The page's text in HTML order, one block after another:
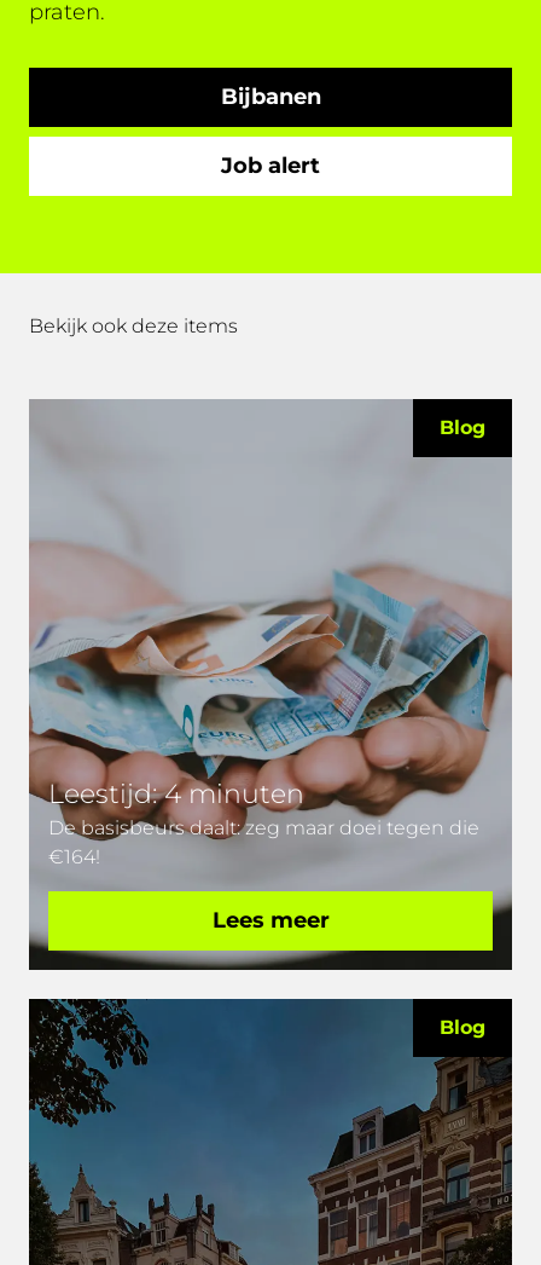
praten.
Bijbanen
Job alert
Bekijk ook deze items
Blog
De basisbeurs daalt: zeg maar doei tegen die
€164!
Leestijd: 4 minuten
Lees meer
Blog